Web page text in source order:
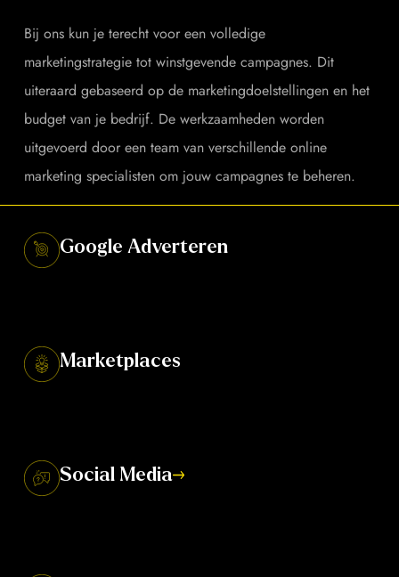
Bij ons kun je terecht voor een volledige
marketingstrategie tot winstgevende campagnes. Dit
uiteraard gebaseerd op de marketingdoelstellingen en het
budget van je bedrijf. De werkzaamheden worden
uitgevoerd door een team van verschillende online
marketing specialisten om jouw campagnes te beheren.
Google Adverteren
Marketplaces
Social Media